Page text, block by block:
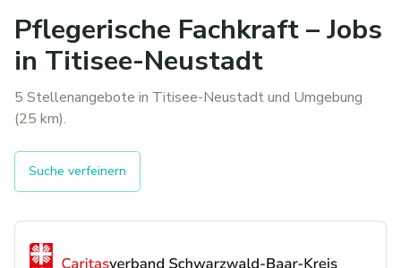
Pflegerische Fachkraft – Jobs
in Titisee-Neustadt
5 Stellenangebote in Titisee-Neustadt und Umgebung
(25 km).
Suche verfeinern